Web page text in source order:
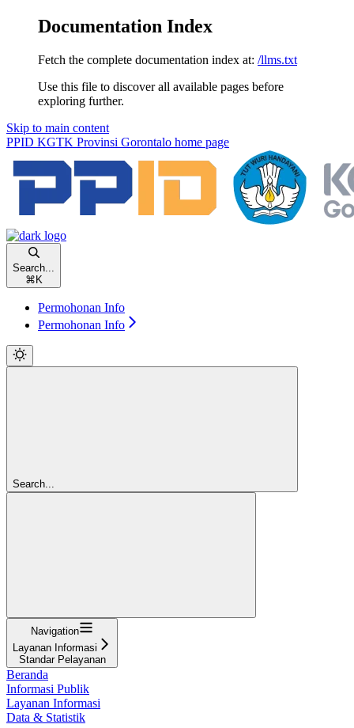
Documentation Index
Fetch the complete documentation index at: /llms.txt
Use this file to discover all available pages before
exploring further.
Skip to main content
PPID KGTK Provinsi Gorontalo home page
Search...
⌘ K
Permohonan Info
Permohonan Info
Search...
Navigation
Layanan Informasi
Standar Pelayanan
Beranda
Informasi Publik
Layanan Informasi
Data & Statistik